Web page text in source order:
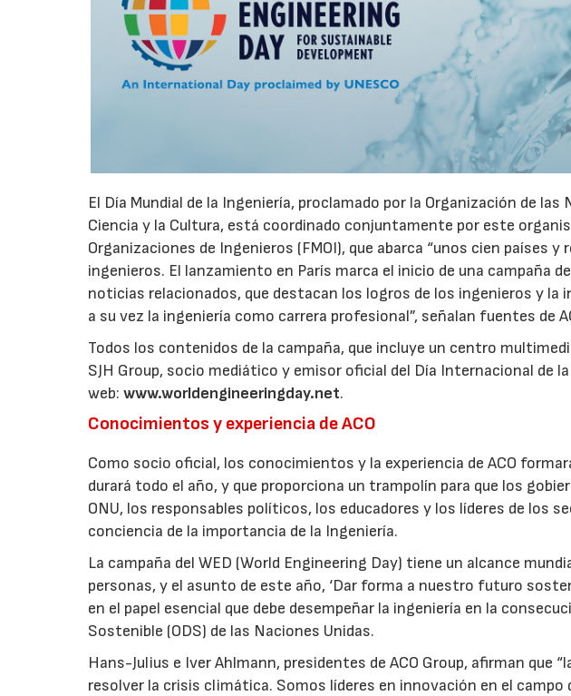
El Día Mundial de la Ingeniería, proclamado por la Organización de las
Ciencia y la Cultura, está coordinado conjuntamente por este
Organizaciones de Ingenieros (FMOI), que abarca “unos cien países
ingenieros. El lanzamiento en París marca el inicio de una campaña
noticias relacionados, que destacan los logros de los ingenieros y la
a su vez la ingeniería como carrera profesional”, señalan fuentes de
Todos los contenidos de la campaña, que incluye un centro
SJH Group, socio mediático y emisor oficial del Día Internacional de
web:www.worldengineeringday.net.
Conocimientos y experiencia de ACO
Como socio oficial, los conocimientos y la experiencia de ACO
durará todo el año, y que proporciona un trampolín para que los
ONU, los responsables políticos, los educadores y los líderes de los
conciencia de la importancia de la Ingeniería.
La campaña del WED (World Engineering Day) tiene un alcance
personas, y el asunto de este año, ‘Dar forma a nuestro futuro
en el papel esencial que debe desempeñar la ingeniería en la
Sostenible (ODS) de las Naciones Unidas.
Hans-Julius e Iver Ahlmann, presidentes de ACO Group, afirman que
resolver la crisis climática. Somos líderes en innovación en el campo
15/07/2026